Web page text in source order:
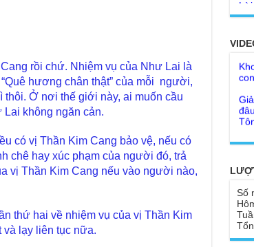
rồi chứ. Nhiệm vụ của Như Lai là
hương chân thật” của mỗi người,
thôi. Ở nơi thế giới này, ai muốn cầu
không ngăn cản.
có vị Thần Kim Cang bảo vệ, nếu có
chê hay xúc phạm của người đó, trả
vị Thần Kim Cang nếu vào người nào,
thứ hai về nhiệm vụ của vị Thần Kim
lạy liên tục nữa.
Tổ
Tu
Số